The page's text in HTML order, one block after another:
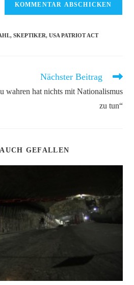
, SKEPTIKER, USA PATRIOT ACT
Nächster Beitrag
wahren hat nichts mit Nationalismus
zu tun“
GEFALLEN